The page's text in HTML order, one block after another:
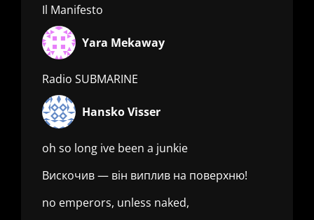
Il Manifesto
Yara Mekaway
Radio SUBMARINE
Hansko Visser
oh so long ive been a junkie
Вискочив — він виплив на поверхню!
no emperors, unless naked,